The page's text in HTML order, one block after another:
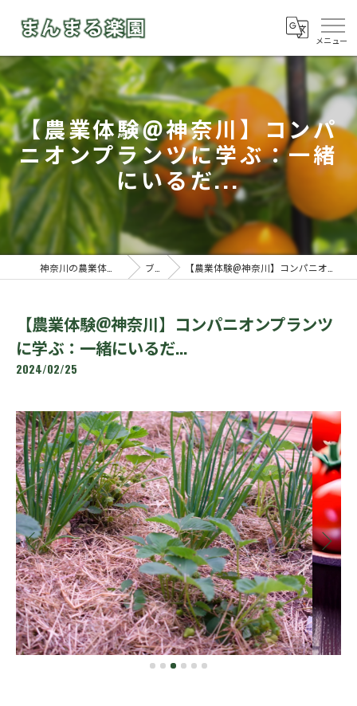
【農業体験@神奈川】コンパ
ニオンプランツに学ぶ：一緒
にいるだ...
ブログ 【農業体験@神奈川】コンパニオンプランツに学ぶ：一緒にいるだ...
【農業体験@神奈川】コンパニオンプランツ
に学ぶ：一緒にいるだ...
2024/02/25